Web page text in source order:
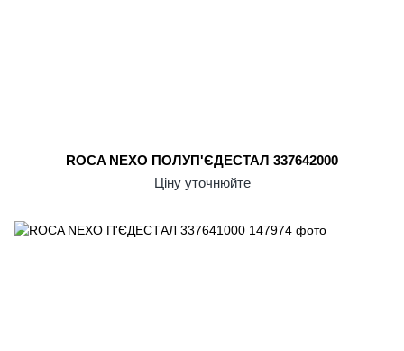
ROCA NEXO ПОЛУП'ЄДЕСТАЛ 337642000
Ціну уточнюйте